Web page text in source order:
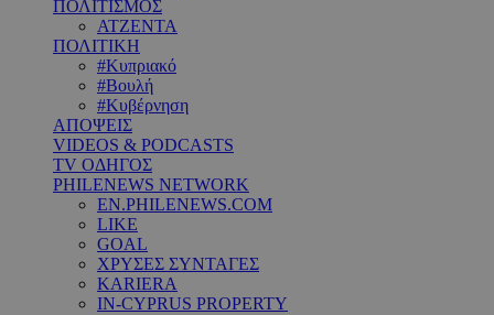
ΠΟΛΙΤΙΣΜΟΣ
ΑΤΖΕΝΤΑ
ΠΟΛΙΤΙΚΗ
#Κυπριακό
#Βουλή
#Κυβέρνηση
ΑΠΟΨΕΙΣ
VIDEOS & PODCASTS
TV ΟΔΗΓΟΣ
PHILENEWS NETWORK
EN.PHILENEWS.COM
LIKE
GOAL
ΧΡΥΣΕΣ ΣΥΝΤΑΓΕΣ
KARIERA
IN-CYPRUS PROPERTY